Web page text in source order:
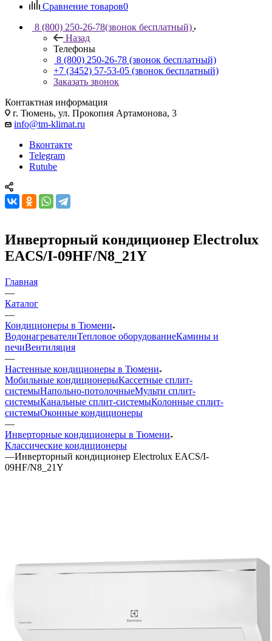
Сравнение товаров0
8 (800) 250-26-78(звонок бесплатный)
Назад
Телефоны
8 (800) 250-26-78 (звонок бесплатный)
+7 (3452) 57-53-05 (звонок бесплатный)
Заказать звонок
Контактная информация
г. Тюмень, ул. Прокопия Артамонова, 3
info@tm-klimat.ru
Вконтакте
Telegram
Rutube
Инверторный кондиционер Electrolux
EACS/I-09HF/N8_21Y
Главная
—
Каталог
—
Кондиционеры в Тюмени
ВодонагревателиТепловое оборудованиеКамины и
печиВентиляция
—
Настенные кондиционеры в Тюмени
Мобильные кондиционерыКассетные сплит-
системыНапольно-потолочныеМульти сплит-
системыКанальные сплит-системыКолонные сплит-
системыОконные кондиционеры
—
Инверторные кондиционеры в Тюмени
Классические кондиционеры
—Инверторный кондиционер Electrolux EACS/I-
09HF/N8_21Y